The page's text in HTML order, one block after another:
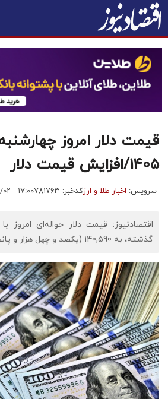
۱۴۰۵/افزایش قیمت دلار
سرویس: اخبار طلا و ارزکدخبر: ۷۸۱۷۶۳ ۱۴۰۵/۰۲/
اقتصادنیوز: قیمت دلار حواله‌ای امروز
گذشته، به 140,590 (یکصد و چهل هزار و پانصد و نود) تومان رسید.